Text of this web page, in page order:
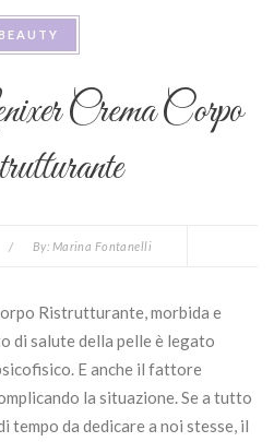
BEAUTY
Crema Corpo
/ By: Marina Fontanelli
Ristrutturante, morbida e
di salute della pelle è legato
E anche il fattore
la situazione. Se a tutto
tempo da dedicare a noi stesse, il